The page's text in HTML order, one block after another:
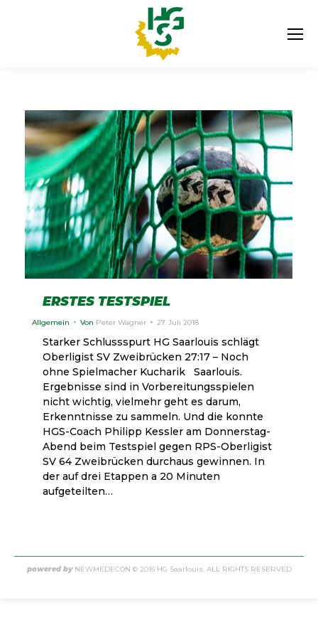
ERSTES TESTSPIEL
Allgemein Von Peter Wagner 27. Juli 2018
Starker Schlussspurt HG Saarlouis schlägt
Oberligist SV Zweibrücken 27:17 – Noch
ohne Spielmacher Kucharik Saarlouis.
Ergebnisse sind in Vorbereitungsspielen
nicht wichtig, vielmehr geht es darum,
Erkenntnisse zu sammeln. Und die konnte
HGS-Coach Philipp Kessler am Donnerstag-
Abend beim Testspiel gegen RPS-Oberligist
SV 64 Zweibrücken durchaus gewinnen. In
der auf drei Etappen a 20 Minuten
aufgeteilten…
powered by NEWMEDECON © 2016 HG Saarlouis. ALL RIGHTS RESERVED